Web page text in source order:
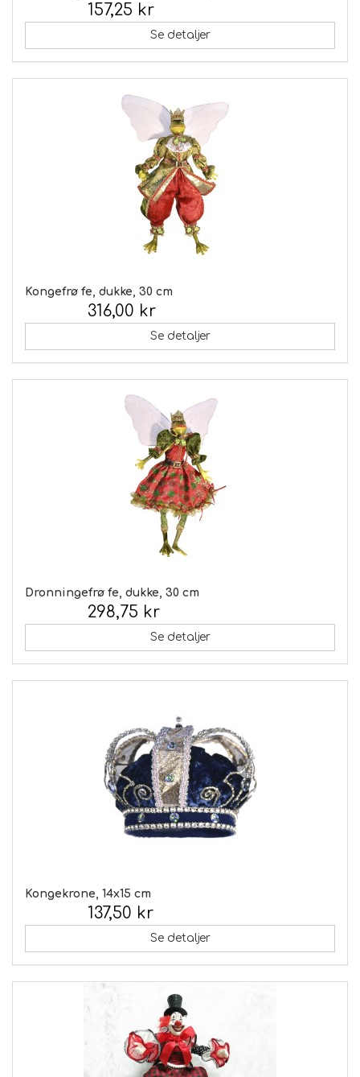
157,25 kr
Se detaljer
Kongefrø fe, dukke, 30 cm
316,00 kr
Se detaljer
Dronningefrø fe, dukke, 30 cm
298,75 kr
Se detaljer
Kongekrone, 14x15 cm
137,50 kr
Se detaljer